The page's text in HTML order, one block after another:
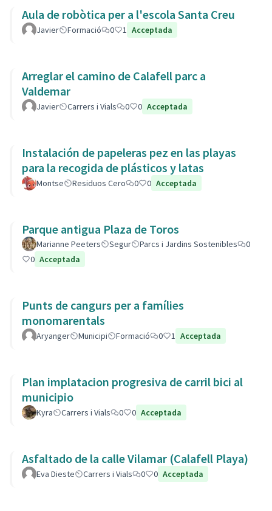
Aula de robòtica per a l'escola Santa Creu
Javier Formació 0 1 Acceptada
Arreglar el camino de Calafell parc a
Valdemar
Javier Carrers i Vials 0 0 Acceptada
Instalación de papeleras pez en las playas
para la recogida de plásticos y latas
Montse Residuos Cero 0 0 Acceptada
Parque antigua Plaza de Toros
Marianne Peeters Segur Parcs i Jardins Sostenibles
0
0 Acceptada
Punts de cangurs per a famílies
monomarentals
Aryanger Municipi Formació 0 1 Acceptada
Plan implatacion progresiva de carril bici al
municipio
Kyra Carrers i Vials 0 0 Acceptada
Asfaltado de la calle Vilamar (Calafell Playa)
Eva Dieste Carrers i Vials 0 0 Acceptada